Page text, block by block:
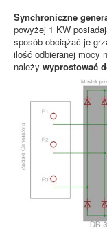
Synchroniczne
powyżej 1 KW
sposób obciążać je
ilość odbieranej mocy
należy wyprostować